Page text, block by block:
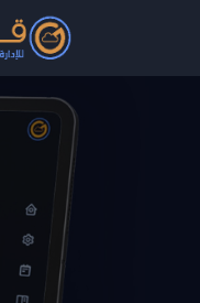
انتقال إلى المحتوى الرئيسي